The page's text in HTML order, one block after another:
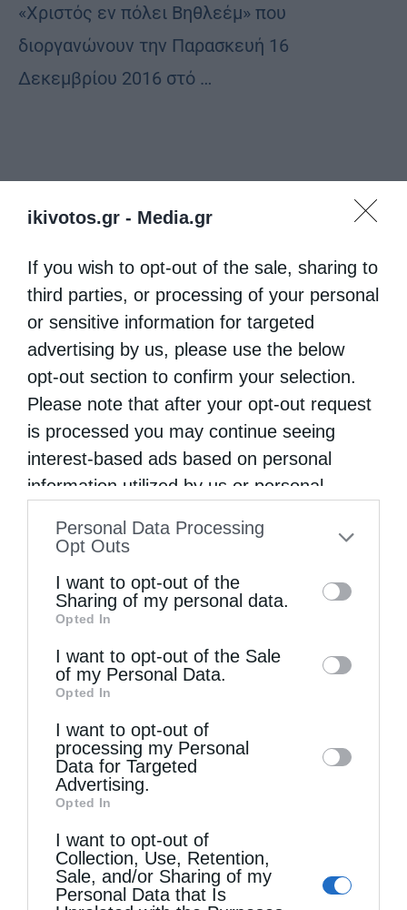
ikivotos.gr - Media.gr
If you wish to opt-out of the sale, sharing to
third parties, or processing of your personal
or sensitive information for targeted
advertising by us, please use the below
opt-out section to confirm your selection.
Please note that after your opt-out request
is processed you may continue seeing
interest-based ads based on personal
information utilized by us or personal
to your opt-out. You may separately opt-out
information by third parties on the IAB’s list
of downstream participants. This
information may also be disclosed by us to
third parties on theIAB’s List of
Downstream Participants
disclose it to other third parties.
Personal Data Processing
Opt Outs
I want to opt-out of the
Sharing of my personal data.
Opted In
I want to opt-out of the Sale
of my Personal Data.
Opted In
I want to opt-out of
processing my Personal
Data for Targeted
Advertising.
Opted In
I want to opt-out of
Collection, Use, Retention,
Sale, and/or Sharing of my
Personal Data that Is
«Χριστός εν πόλει Βηθλεέμ» που
διοργανώνουν την Παρασκευή 16
Δεκεμβρίου 2016 στό …
Τελευταία άρθρα
Η LEROY MERLIN στηρίζει τον Ελληνικό Ερυθρό
Σταυρό με δωρεά επιχειρησιακού εξοπλισμού για
πυρκαγιών